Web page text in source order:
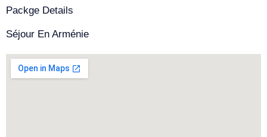
Packge Details
Séjour En Arménie